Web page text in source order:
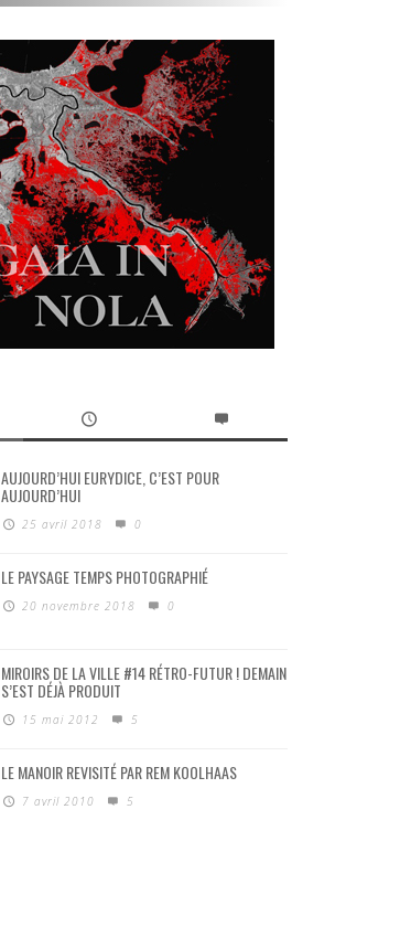
AUJOURD’HUI EURYDICE, C’EST POUR
AUJOURD’HUI
25 avril 2018 0
LE PAYSAGE TEMPS PHOTOGRAPHIÉ
20 novembre 2018 0
MIROIRS DE LA VILLE #14 RÉTRO-FUTUR ! DEMAIN
S’EST DÉJÀ PRODUIT
15 mai 2012 5
LE MANOIR REVISITÉ PAR REM KOOLHAAS
7 avril 2010 5